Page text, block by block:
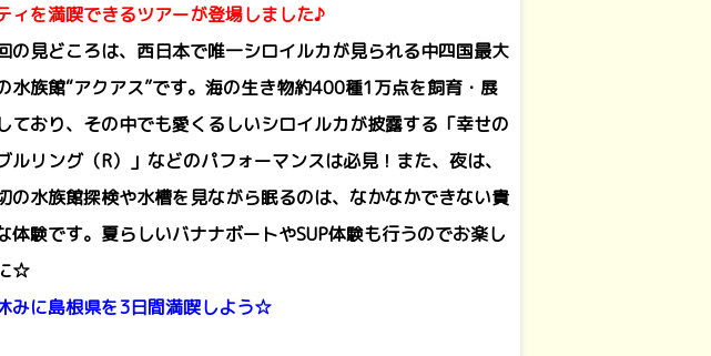
ィを満喫できるツアーが登場しました♪
の見どころは、西日本で唯一シロイルカが見られる中四国最大
水族館“アクアス”です。海の生き物約400種1万点を飼育・展
ており、その中でも愛くるしいシロイルカが披露する「幸せの
ルリング（R）」などのパフォーマンスは必見！また、夜は、
の水族館探検や水槽を見ながら眠るのは、なかなかできない貴
体験です。夏らしいバナナボートやSUP体験も行うのでお楽し
☆
みに島根県を3日間満喫しよう☆